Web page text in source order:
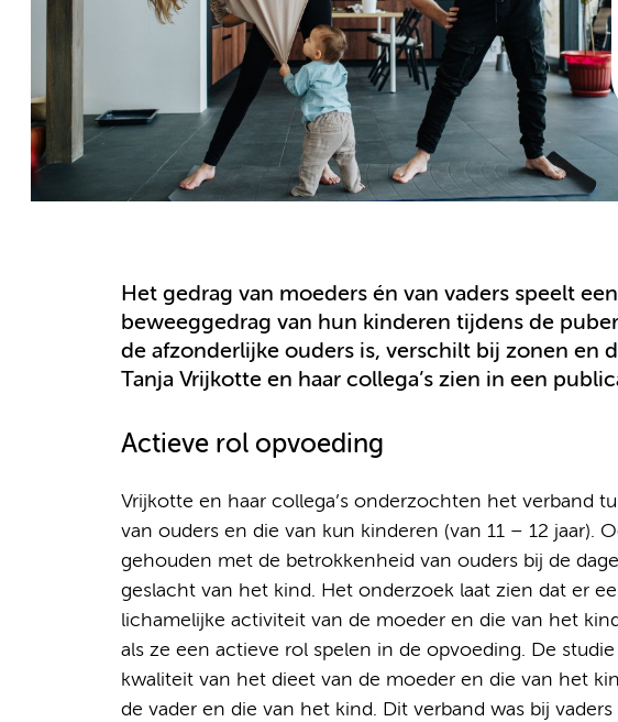
Het gedrag van moeders én van vaders speelt
beweeggedrag van hun kinderen tijdens de
de afzonderlijke ouders is, verschilt bij zonen en
Tanja Vrijkotte en haar collega’s zien in een
Actieve rol opvoeding
Vrijkotte en haar collega’s onderzochten het verband
van ouders en die van kun kinderen (van 11 – 12 jaar).
gehouden met de betrokkenheid van ouders bij de
geslacht van het kind. Het onderzoek laat zien dat er
lichamelijke activiteit van de moeder en die van het
als ze een actieve rol spelen in de opvoeding. De
kwaliteit van het dieet van de moeder en die van het
de vader en die van het kind. Dit verband was bij